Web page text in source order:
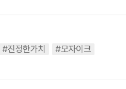
#진정한가치 #모자이크